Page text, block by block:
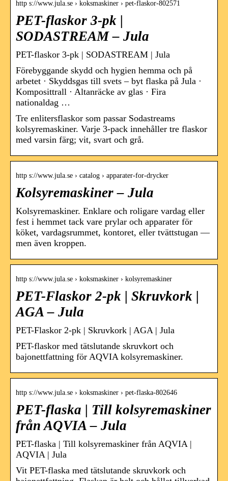
http s://www.jula.se › koksmaskiner › pet-flaskor-802571
PET-flaskor 3-pk |
SODASTREAM – Jula
PET-flaskor 3-pk | SODASTREAM | Jula
Förebyggande skydd och hygien hemma och på
arbetet · Skyddsgas till svets – byt flaska på Jula ·
Komposittrall · Altanräcke av glas · Fira
nationaldag …
Tre enlitersflaskor som passar Sodastreams
kolsyremaskiner. Varje 3-pack innehåller tre flaskor
med varsin färg; vit, svart och grå.
http s://www.jula.se › catalog › apparater-for-drycker
Kolsyremaskiner – Jula
Kolsyremaskiner. Enklare och roligare vardag eller
fest i hemmet tack vare prylar och apparater för
köket, vardagsrummet, kontoret, eller tvättstugan —
men även kroppen.
http s://www.jula.se › koksmaskiner › kolsyremaskiner
PET-Flaskor 2-pk | Skruvkork |
AGA – Jula
PET-Flaskor 2-pk | Skruvkork | AGA | Jula
PET-flaskor med tätslutande skruvkort och
bajonettfattning för AQVIA kolsyremaskiner.
http s://www.jula.se › koksmaskiner › pet-flaska-802646
PET-flaska | Till kolsyremaskiner
från AQVIA – Jula
PET-flaska | Till kolsyremaskiner från AQVIA |
AQVIA | Jula
Vit PET-flaska med tätslutande skruvkork och